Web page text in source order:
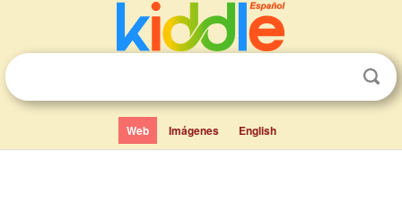
Web Imágenes English